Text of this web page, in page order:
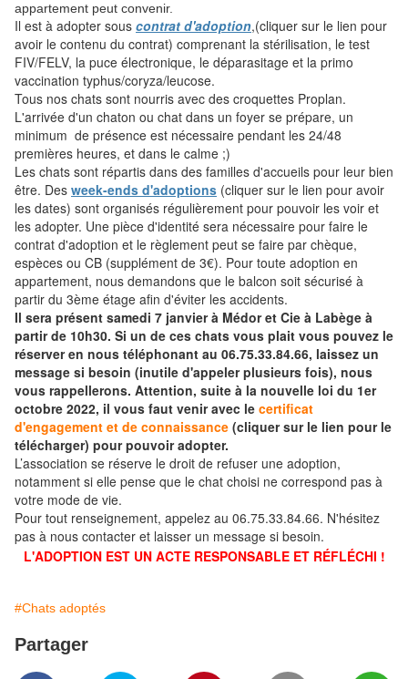
appartement peut convenir.
Il est à adopter sous contrat d'adoption,(cliquer sur le lien pour
avoir le contenu du contrat) comprenant la stérilisation, le test
FIV/FELV, la puce électronique, le déparasitage et la primo
vaccination typhus/coryza/leucose.
Tous nos chats sont nourris avec des croquettes Proplan.
L'arrivée d'un chaton ou chat dans un foyer se prépare, un
minimum de présence est nécessaire pendant les 24/48
premières heures, et dans le calme ;)
Les chats sont répartis dans des familles d'accueils pour leur bien
être. Des week-ends d'adoptions (cliquer sur le lien pour avoir
les dates) sont organisés régulièrement pour pouvoir les voir et
les adopter. Une pièce d'identité sera nécessaire pour faire le
contrat d'adoption et le règlement peut se faire par chèque,
espèces ou CB (supplément de 3€). Pour toute adoption en
appartement, nous demandons que le balcon soit sécurisé à
partir du 3ème étage afin d'éviter les accidents.
Il sera présent samedi 7 janvier à Médor et Cie à Labège à
partir de 10h30. Si un de ces chats vous plait vous pouvez le
réserver en nous téléphonant au 06.75.33.84.66, laissez un
message si besoin (inutile d'appeler plusieurs fois), nous
vous rappellerons. Attention, suite à la nouvelle loi du 1er
octobre 2022, il vous faut venir avec le certificat
d'engagement et de connaissance (cliquer sur le lien pour le
télécharger) pour pouvoir adopter.
L’association se réserve le droit de refuser une adoption,
notamment si elle pense que le chat choisi ne correspond pas à
votre mode de vie.
Pour tout renseignement, appelez au 06.75.33.84.66. N'hésitez
pas à nous contacter et laisser un message si besoin.
L'ADOPTION EST UN ACTE RESPONSABLE ET RÉFLÉCHI !
#Chats adoptés
Partager